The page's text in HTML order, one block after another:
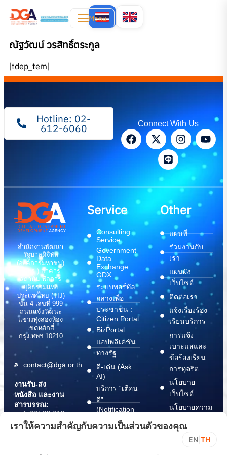
Menu
ณัฐวัฒน์ วรสิทธิ์ตระกูล
[tdep_tem]
Hotline: 02-
612-6060 Connect With Us
สำนักงานพัฒนา
รัฐบาลดิจิทัล
(องค์การมหาชน)
(สพร.) อาคาร
สถาบันเพื่อการ
ยุติธรรมแห่ง
ประเทศไทย (TIJ)
ชั้น 4 เลขที่ 999
ถนนแจ้งวัฒนะ
แขวงทุ่งสองห้อง
เขตหลักสี่
กรุงเทพฯ 10210
contact@dga.or.th
งานรับ-ส่ง
หนังสือ และงาน
สารบรรณ:
(+66) 02 612
6000
saraban@dga.or.th
Service
Consulting
Service
Government
Data
Exchange :
GDX
ระบบพอร์ทัล
กลางเพื่อ
ประชาชน :
Citizen Portal
BizPortal
แอปพลิเคชัน
ทางรัฐ
ดี-เด่น (Ask
AI)
บริการ “เตือน
ดี”
(Notification
บริการ
Other
แผนที่
ร่วมงานกับ
เรา
แผนผัง
เว็บไซต์
ติดต่อเรา
แจ้งเรื่องร้อง
เรียนบริการ
การแจ้ง
เบาะแสและ
ข้อร้องเรียน
การทุจริต
นโยบาย
เว็บไซต์
นโยบายความ
ปลอดภัย
สารสนเทศ
เราให้ความสำคัญกับความเป็นส่วนตัวของคุณ
EN TH